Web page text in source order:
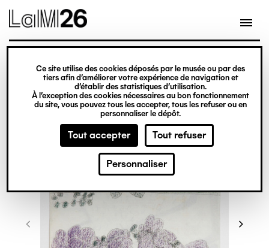
Gestion des cookies
Ce site utilise des cookies déposés par le musée ou par des
tiers afin d’améliorer votre expérience de navigation et
d’établir des statistiques d’utilisation.
À l’exception des cookies nécessaires au bon fonctionnement
du site, vous pouvez tous les accepter, tous les refuser ou en
personnaliser le dépôt.
Tout accepter Tout refuser
Personnaliser
contenu